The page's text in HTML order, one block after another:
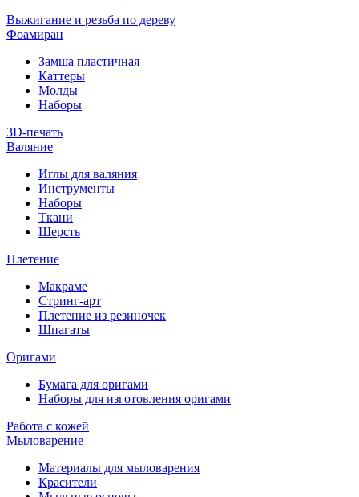
Выжигание и резьба по дереву
Фоамиран
Замша пластичная
Каттеры
Молды
Наборы
3D-печать
Валяние
Иглы для валяния
Инструменты
Наборы
Ткани
Шерсть
Плетение
Макраме
Стринг-арт
Плетение из резиночек
Шпагаты
Оригами
Бумага для оригами
Наборы для изготовления оригами
Работа с кожей
Мыловарение
Материалы для мыловарения
Красители